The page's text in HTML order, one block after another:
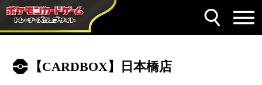
【CARDBOX】日本橋店